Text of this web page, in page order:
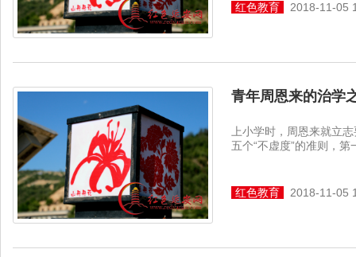
红色教育 2018-11-05
青年周恩来的治学
上小学时，周恩来就立
五个“不虚度”的准则，
红色教育 2018-11-05